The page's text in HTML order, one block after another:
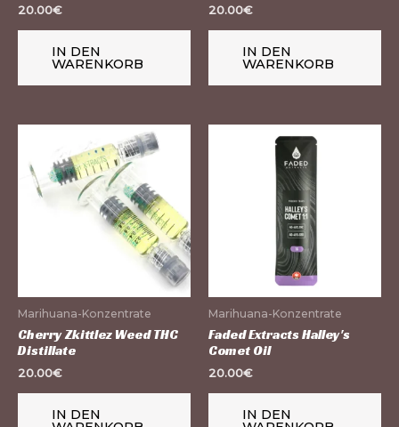
20.00€
IN DEN
WARENKORB
20.00€
IN DEN
WARENKORB
Marihuana-Konzentrate
Cherry Zkittlez Weed THC
Distillate
20.00€
IN DEN
Marihuana-Konzentrate
Faded Extracts Halley's
Comet Oil
20.00€
IN DEN